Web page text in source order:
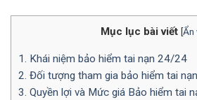
Mục lục bài viết [Ẩn
1. Khái niệm bảo hiểm tai nạn 24/24
2. Đối tượng tham gia bảo hiểm tai
3. Quyền lợi và Mức giá Bảo hiểm tai